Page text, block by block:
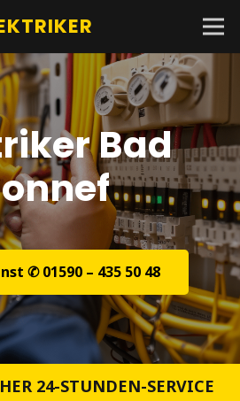
Bad
✆ 01590 – 435 50 48
24-STUNDEN-SERVICE